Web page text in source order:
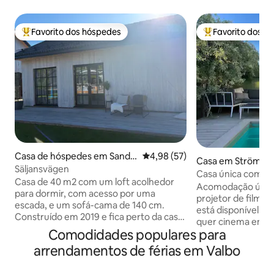
Favoritos dos hóspedes mais apreciados
Favorito dos hóspedes
Casa de hóspedes em Sandvi
ken
Classificação média de 4,98
4,98 (57)
Säljansvägen
Casa de 40 m2 com um loft acolhedor
para dormir, com acesso por uma
escada, e um sofá-cama de 140 cm.
Construído em 2019 e fica perto da casa
da família. Na casa há também uma linda
cadeira de massagem que pode ser
usada sem limites. Cozinha totalmente
Favoritos dos
Favorito dos
Casa em
Casa única com
Acomodação
projetor de filmes
está disponível de
quer cinema em
assistir a filmes
sistema de som
dorme em
Comodidades populares para
arrendamentos de férias em Valbo